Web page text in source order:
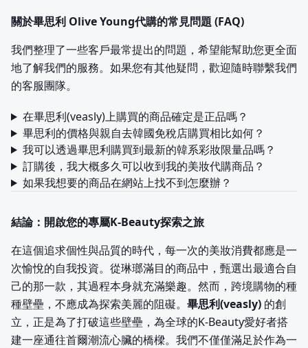
關於畢思利 Olive Young代購的常見問題 (FAQ)
我們整理了一些客戶最常提出的問題，希望能幫助您更全面
地了解我們的服務。如果您有其他疑問，歡迎隨時聯繫我們
的客服團隊。
在畢思利(veasly)上購買的商品確定是正品嗎？
畢思利的價格與親自去韓國免稅店購買相比如何？
我可以透過畢思利購買到最新的韓系彩妝限量品嗎？
訂購後，我大概多久可以收到我的美妝代購商品？
如果我想要的商品在網站上找不到怎麼辦？
結論：開啟您的專屬K-Beauty探索之旅
在這個追求個性與品質的時代，每一次的美妝消費都應是一
次愉悅的自我投資。從琳瑯滿目的商品中，甄選出最適合自
己的那一款，其過程本身就充滿樂趣。然而，跨境購物的種
種壁壘，不應成為探索美麗的阻礙。 畢思利(veasly) 的創
立，正是為了打破這些壁壘，為全球的K-Beauty愛好者搭
建一座通往首爾潮流心臟的橋樑。我們不僅僅滿足於作為一